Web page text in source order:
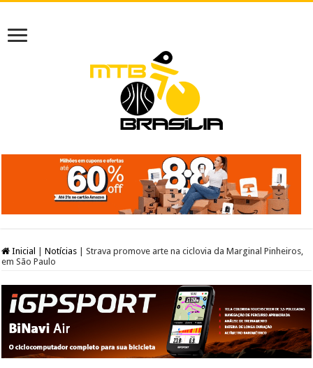
Inicial Notícias
Strava promove arte na ciclovia da Marginal Pinheiros,
em São Paulo